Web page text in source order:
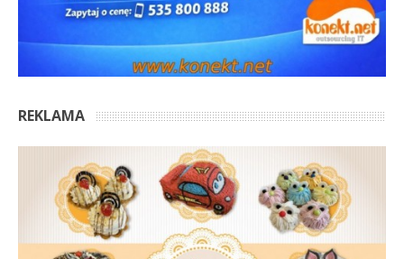
REKLAMA